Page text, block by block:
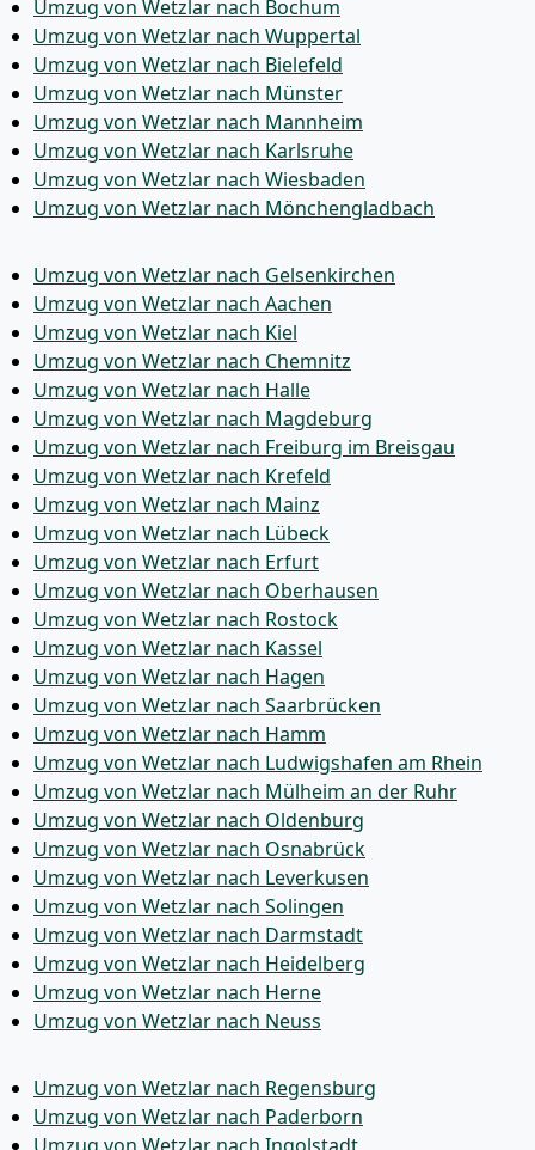
Umzug von Wetzlar nach Bochum
Umzug von Wetzlar nach Wuppertal
Umzug von Wetzlar nach Bielefeld
Umzug von Wetzlar nach Münster
Umzug von Wetzlar nach Mannheim
Umzug von Wetzlar nach Karlsruhe
Umzug von Wetzlar nach Wiesbaden
Umzug von Wetzlar nach Mönchen­gladbach
Umzug von Wetzlar nach Gelsenkirchen
Umzug von Wetzlar nach Aachen
Umzug von Wetzlar nach Kiel
Umzug von Wetzlar nach Chemnitz
Umzug von Wetzlar nach Halle
Umzug von Wetzlar nach Magdeburg
Umzug von Wetzlar nach Freiburg im Breisgau
Umzug von Wetzlar nach Krefeld
Umzug von Wetzlar nach Mainz
Umzug von Wetzlar nach Lübeck
Umzug von Wetzlar nach Erfurt
Umzug von Wetzlar nach Oberhausen
Umzug von Wetzlar nach Rostock
Umzug von Wetzlar nach Kassel
Umzug von Wetzlar nach Hagen
Umzug von Wetzlar nach Saarbrücken
Umzug von Wetzlar nach Hamm
Umzug von Wetzlar nach Ludwigshafen am Rhein
Umzug von Wetzlar nach Mülheim an der Ruhr
Umzug von Wetzlar nach Oldenburg
Umzug von Wetzlar nach Osnabrück
Umzug von Wetzlar nach Leverkusen
Umzug von Wetzlar nach Solingen
Umzug von Wetzlar nach Darmstadt
Umzug von Wetzlar nach Heidelberg
Umzug von Wetzlar nach Herne
Umzug von Wetzlar nach Neuss
Umzug von Wetzlar nach Regensburg
Umzug von Wetzlar nach Paderborn